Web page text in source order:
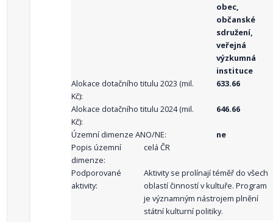
obec,
občanské
sdružení,
veřejná
výzkumná
instituce
Alokace dotačního titulu 2023 (mil.
Kč):
633.66
Alokace dotačního titulu 2024 (mil.
Kč):
646.66
Územní dimenze ANO/NE:
ne
Popis územní
dimenze:
celá ČR
Podporované
aktivity:
Aktivity se prolínají téměř do všech
oblastí činností v kultuře. Program
je významným nástrojem plnění
státní kulturní politiky.